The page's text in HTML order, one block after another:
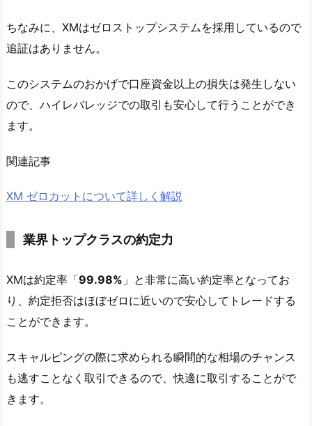
ちなみに、XMはゼロストップシステムを採用しているので
追証はありません。
このシステムのおかげで口座資金以上の損失は発生しない
ので、ハイレバレッジでの取引も安心して行うことができ
ます。
関連記事
XM ゼロカットについて詳しく解説
業界トップクラスの約定力
XMは約定率「99.98% 」と非常に高い約定率となってお
り、約定拒否はほぼゼロに近いので安心してトレードする
ことができます。
スキャルピングの際に求められる瞬間的な相場のチャンス
も逃すことなく取引できるので、快適に取引することがで
きます。